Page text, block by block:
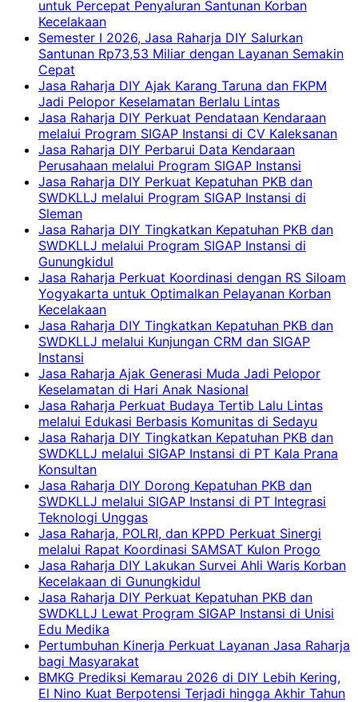
untuk Percepat Penyaluran Santunan Korban
Kecelakaan
Semester I 2026, Jasa Raharja DIY Salurkan
Santunan Rp73,53 Miliar dengan Layanan Semakin
Cepat
Jasa Raharja DIY Ajak Karang Taruna dan FKPM
Jadi Pelopor Keselamatan Berlalu Lintas
Jasa Raharja DIY Perkuat Pendataan Kendaraan
melalui Program SIGAP Instansi di CV Kaleksanan
Jasa Raharja DIY Perbarui Data Kendaraan
Perusahaan melalui Program SIGAP Instansi
Jasa Raharja DIY Perkuat Kepatuhan PKB dan
SWDKLLJ melalui Program SIGAP Instansi di
Sleman
Jasa Raharja DIY Tingkatkan Kepatuhan PKB dan
SWDKLLJ melalui Program SIGAP Instansi di
Gunungkidul
Jasa Raharja Perkuat Koordinasi dengan RS Siloam
Yogyakarta untuk Optimalkan Pelayanan Korban
Kecelakaan
Jasa Raharja DIY Tingkatkan Kepatuhan PKB dan
SWDKLLJ melalui Kunjungan CRM dan SIGAP
Instansi
Jasa Raharja Ajak Generasi Muda Jadi Pelopor
Keselamatan di Hari Anak Nasional
Jasa Raharja Perkuat Budaya Tertib Lalu Lintas
melalui Edukasi Berbasis Komunitas di Sedayu
Jasa Raharja DIY Tingkatkan Kepatuhan PKB dan
SWDKLLJ melalui SIGAP Instansi di PT Kala Prana
Konsultan
Jasa Raharja DIY Dorong Kepatuhan PKB dan
SWDKLLJ melalui SIGAP Instansi di PT Integrasi
Teknologi Unggas
Jasa Raharja, POLRI, dan KPPD Perkuat Sinergi
melalui Rapat Koordinasi SAMSAT Kulon Progo
Jasa Raharja DIY Lakukan Survei Ahli Waris Korban
Kecelakaan di Gunungkidul
Jasa Raharja DIY Perkuat Kepatuhan PKB dan
SWDKLLJ Lewat Program SIGAP Instansi di Unisi
Edu Medika
Pertumbuhan Kinerja Perkuat Layanan Jasa Raharja
bagi Masyarakat
BMKG Prediksi Kemarau 2026 di DIY Lebih Kering,
El Nino Kuat Berpotensi Terjadi hingga Akhir Tahun